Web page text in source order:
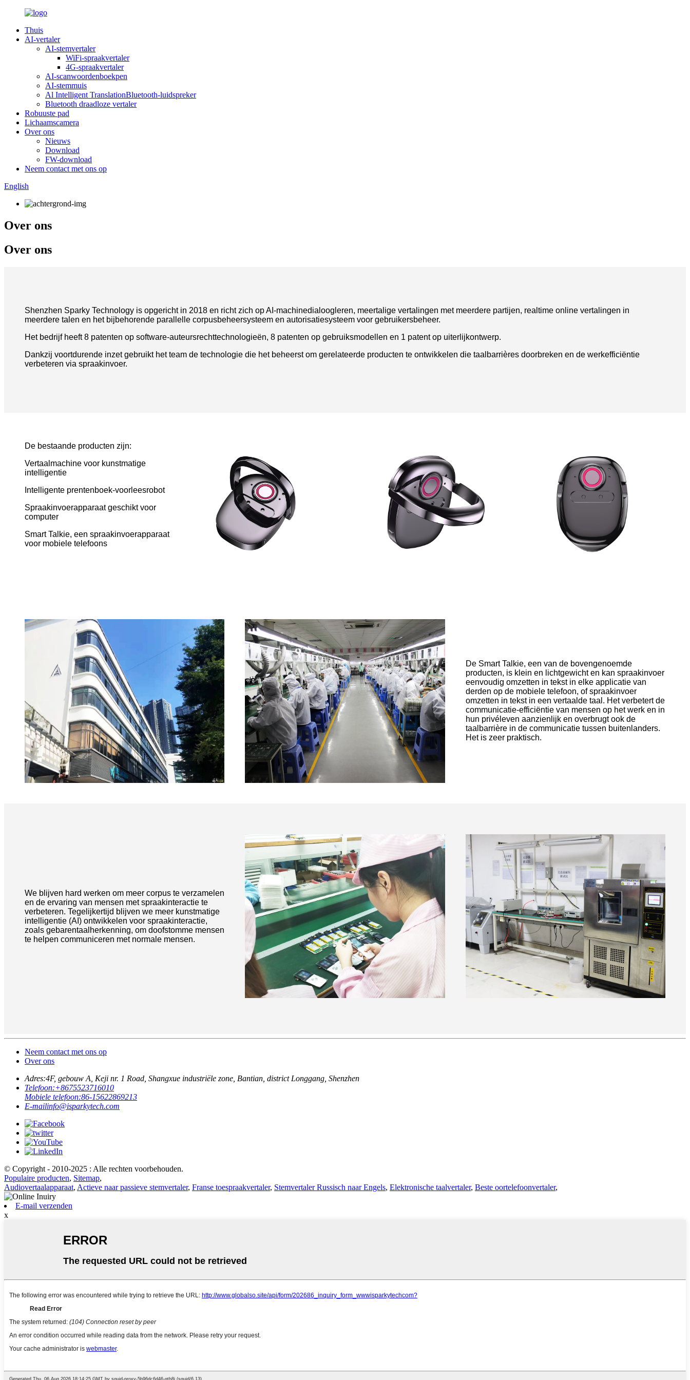
Thuis
AI-vertaler
AI-stemvertaler
WiFi-spraakvertaler
4G-spraakvertaler
AI-scanwoordenboekpen
AI-stemmuis
Al Intelligent TranslationBluetooth-luidspreker
Bluetooth draadloze vertaler
Robuuste pad
Lichaamscamera
Over ons
Nieuws
Download
FW-download
Neem contact met ons op
English
Over ons
Over ons
Shenzhen Sparky Technology is opgericht in 2018 en richt zich op AI-machinedialoogleren, meertalige vertalingen met meerdere partijen, realtime online vertalingen in
meerdere talen en het bijbehorende parallelle corpusbeheersysteem en autorisatiesysteem voor gebruikersbeheer.
Het bedrijf heeft 8 patenten op software-auteursrechttechnologieën, 8 patenten op gebruiksmodellen en 1 patent op uiterlijkontwerp.
Dankzij voortdurende inzet gebruikt het team de technologie die het beheerst om gerelateerde producten te ontwikkelen die taalbarrières doorbreken en de werkefficiëntie
verbeteren via spraakinvoer.
De bestaande producten zijn:
Vertaalmachine voor kunstmatige
intelligentie
Intelligente prentenboek-voorleesrobot
Spraakinvoerapparaat geschikt voor
computer
Smart Talkie, een spraakinvoerapparaat
voor mobiele telefoons
De Smart Talkie, een van de bovengenoemde
producten, is klein en lichtgewicht en kan spraakinvoer
eenvoudig omzetten in tekst in elke applicatie van
derden op de mobiele telefoon, of spraakinvoer
omzetten in tekst in een vertaalde taal. Het verbetert de
communicatie-efficiëntie van mensen op het werk en in
hun privéleven aanzienlijk en overbrugt ook de
taalbarrière in de communicatie tussen buitenlanders.
Het is zeer praktisch.
We blijven hard werken om meer corpus te verzamelen
en de ervaring van mensen met spraakinteractie te
verbeteren. Tegelijkertijd blijven we meer kunstmatige
intelligentie (AI) ontwikkelen voor spraakinteractie,
zoals gebarentaalherkenning, om doofstomme mensen
te helpen communiceren met normale mensen.
Neem contact met ons op
Over ons
Adres:4F, gebouw A, Keji nr. 1 Road, Shangxue industriële zone, Bantian, district Longgang, Shenzhen
Telefoon:+8675523716010
Mobiele telefoon:86-15622869213
E-mailinfo@isparkytech.com
© Copyright - 2010-2025 : Alle rechten voorbehouden.
Populaire producten, Sitemap,
Audiovertaalapparaat, Actieve naar passieve stemvertaler, Franse toespraakvertaler, Stemvertaler Russisch naar Engels, Elektronische taalvertaler, Beste oortelefoonvertaler,
E-mail verzenden
x